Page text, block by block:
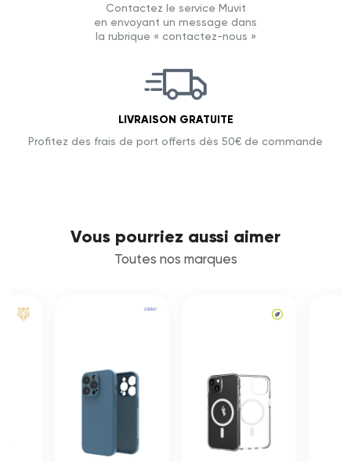
Contactez le service Muvit
en envoyant un message dans
la rubrique « contactez-nous »
LIVRAISON GRATUITE
Profitez des frais de port offerts dès 50€ de commande
Vous pourriez aussi aimer
Toutes nos marques